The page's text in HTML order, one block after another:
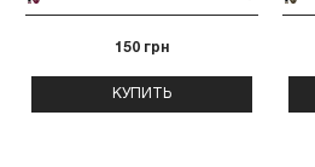
150 грн
КУПИТЬ